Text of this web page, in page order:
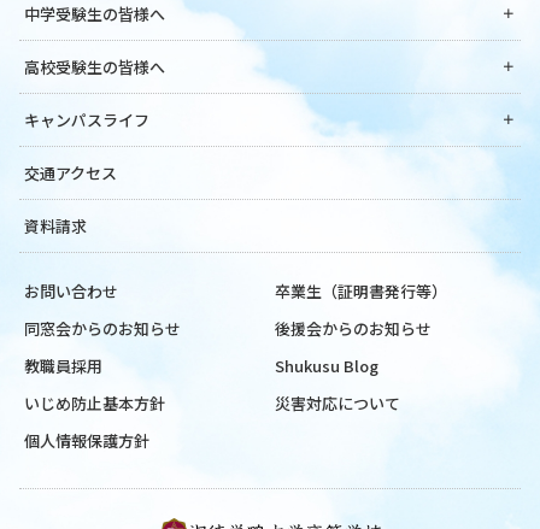
中学受験生の皆様へ
高校受験生の皆様へ
キャンパスライフ
交通アクセス
資料請求
お問い合わせ
卒業生（証明書発行等）
同窓会からのお知らせ
後援会からのお知らせ
教職員採用
Shukusu Blog
いじめ防止基本方針
災害対応について
個人情報保護方針